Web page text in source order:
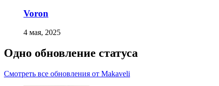
Voron
4 мая, 2025
Одно обновление статуса
Смотреть все обновления от Makaveli